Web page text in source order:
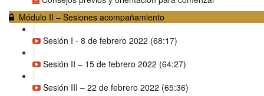
Módulo II – Sesiones acompañamiento
Sesión I - 8 de febrero 2022 (68:17)
Sesión II – 15 de febrero 2022 (64:27)
Sesión III – 22 de febrero 2022 (65:36)